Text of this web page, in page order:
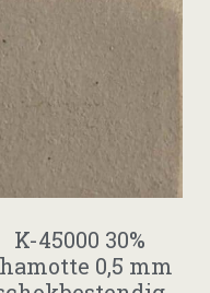
K-45000 30%
0,5 mm